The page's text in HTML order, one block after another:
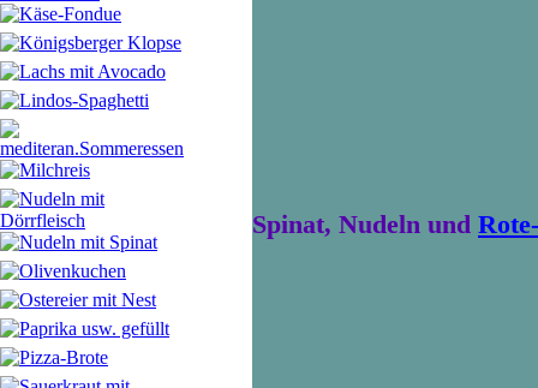
Spinat, Nudeln und